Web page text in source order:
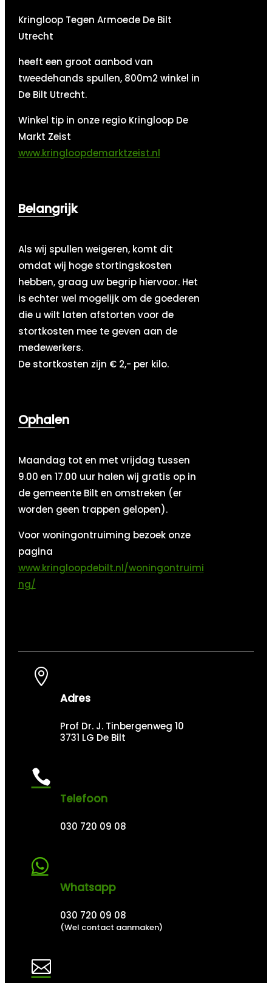
Kringloop Tegen Armoede De Bilt
Utrecht
heeft een groot aanbod van
tweedehands spullen, 800m2 winkel in
De Bilt Utrecht.
Winkel tip in onze regio Kringloop De
Markt Zeist
www.kringloopdemarktzeist.nl
Belangrijk
Als wij spullen weigeren, komt dit
omdat wij hoge stortingskosten
hebben, graag uw begrip hiervoor. Het
is echter wel mogelijk om de goederen
die u wilt laten afstorten voor de
stortkosten mee te geven aan de
medewerkers.
De stortkosten zijn € 2,- per kilo.
Ophalen
Maandag tot en met vrijdag tussen
9.00 en 17.00 uur halen wij gratis op in
de gemeente Bilt en omstreken (er
worden geen trappen gelopen).
Voor woningontruiming bezoek onze
pagina
www.kringloopdebilt.nl/woningontruimi
ng/

Adres
Prof Dr. J. Tinbergenweg 10
3731 LG De Bilt

Telefoon
030 720 09 08

Whatsapp
030 720 09 08
(Wel contact aanmaken)
